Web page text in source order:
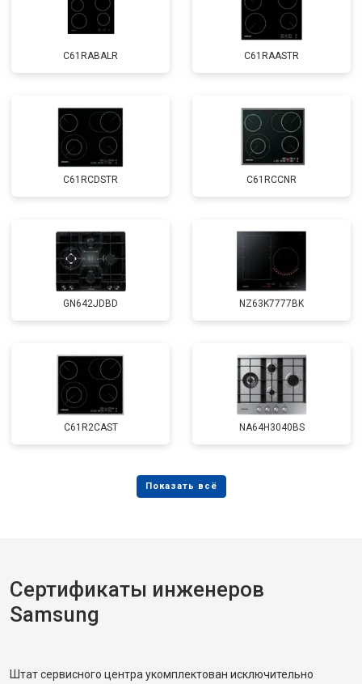
C61RABALR C61RAASTR
C61RCDSTR C61RCCNR
GN642JDBD NZ63K7777BK
C61R2CAST NA64H3040BS
Сертификаты инженеров
Samsung
Штат сервисного центра укомплектован исключительно